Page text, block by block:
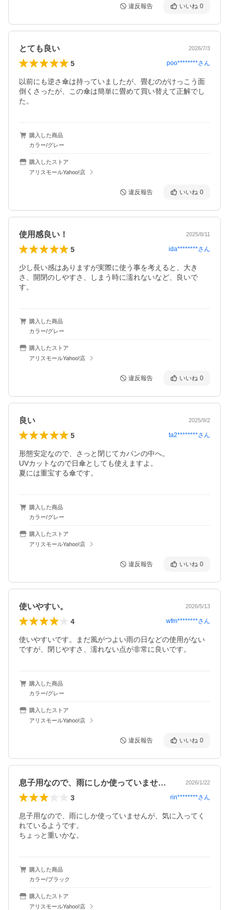
違反報告 いいね 0
とても良い 2026/7/3
5 poo********さん
以前にも逆さ傘は持っていましたが、畳むのがけっこう面
倒くさったが、この傘は簡単に畳めて買い替えて正解でし
た。
購入した商品
カラー/グレー
購入したストア
アリスモールYahoo!店
違反報告 いいね 0
使用感良い！ 2025/8/11
5 ida********さん
少し長い感はありますが実際に使う事を考えると、大き
さ、開閉のしやすさ、しまう時に濡れないなど、良いで
購入した商品
カラー/グレー
購入したストア
アリスモールYahoo!店
違反報告 いいね 0
良い 2025/9/2
5 ta2********さん
形態安定なので、さっと閉じてカバンの中へ。
UVカットなので日傘としても使えますよ。
夏には重宝する傘です。
購入した商品
カラー/グレー
購入したストア
アリスモールYahoo!店
違反報告 いいね 0
使いやすい。 2026/5/13
4 wfm********さん
使いやすいです。まだ風がつよい雨の日などの使用がない
ですが、閉じやすさ、濡れない点が非常に良いです。
購入した商品
カラー/グレー
購入したストア
アリスモールYahoo!店
違反報告 いいね 0
息子用なので、雨にしか使っていませんが… 2026/1/22
3 rin********さん
息子用なので、雨にしか使っていませんが、気に入ってく
れているようです。
ちょっと重いかな。
購入した商品
カラー/ブラック
購入したストア
アリスモールYahoo!店